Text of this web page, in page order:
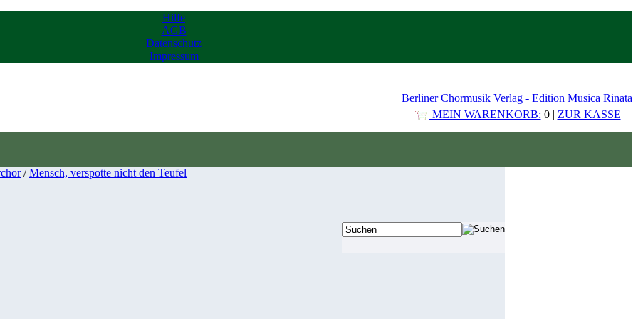
Hilfe
AGB
Datenschutz
Impressum
Berliner Chormusik Verlag - Edition Musica Rinata
MEIN WARENKORB: 0 | ZUR KASSE
/Mensch, verspotte nicht den Teufel